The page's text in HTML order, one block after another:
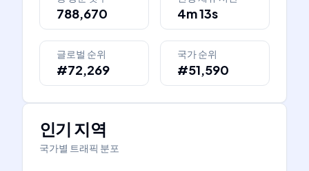
788,670 4m 13s
글로벌 순위
#72,269
국가 순위
#51,590
인기 지역
국가별 트래픽 분포